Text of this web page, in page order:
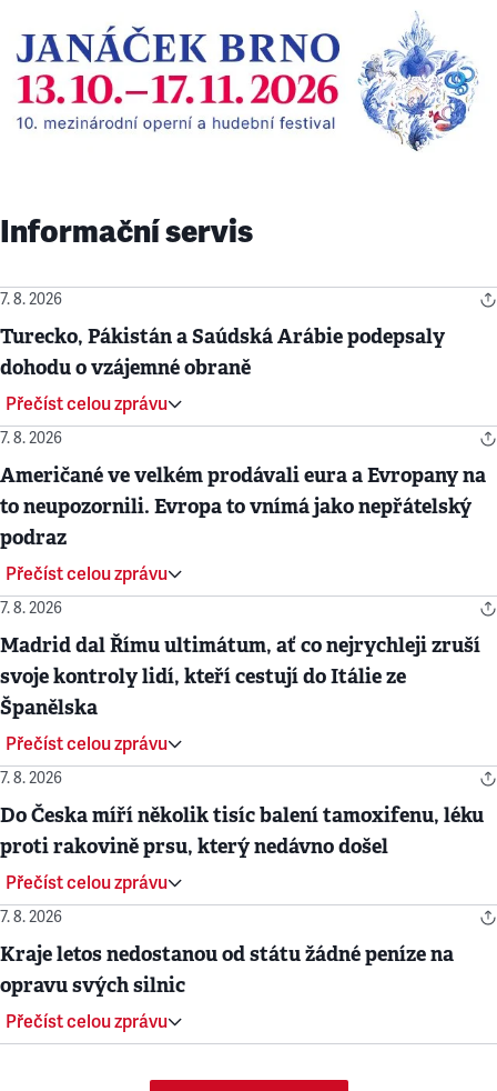
Informační servis
7. 8. 2026
Turecko, Pákistán a Saúdská Arábie podepsaly
dohodu o vzájemné obraně
Přečíst celou zprávu
7. 8. 2026
Američané ve velkém prodávali eura a Evropany na
to neupozornili. Evropa to vnímá jako nepřátelský
podraz
Přečíst celou zprávu
7. 8. 2026
Madrid dal Římu ultimátum, ať co nejrychleji zruší
svoje kontroly lidí, kteří cestují do Itálie ze
Španělska
Přečíst celou zprávu
7. 8. 2026
Do Česka míří několik tisíc balení tamoxifenu, léku
proti rakovině prsu, který nedávno došel
Přečíst celou zprávu
7. 8. 2026
Kraje letos nedostanou od státu žádné peníze na
opravu svých silnic
Přečíst celou zprávu